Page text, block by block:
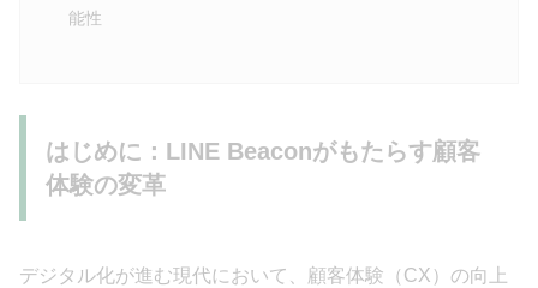
能性
はじめに：LINE Beaconがもたらす顧客
体験の変革
デジタル化が進む現代において、顧客体験（CX）の向上